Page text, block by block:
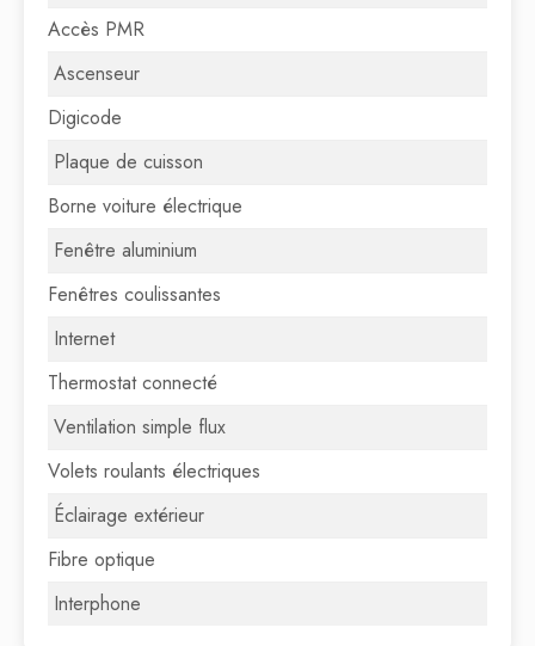
Accès PMR
Ascenseur
Digicode
Plaque de cuisson
Borne voiture électrique
Fenêtre aluminium
Fenêtres coulissantes
Internet
Thermostat connecté
Ventilation simple flux
Volets roulants électriques
Éclairage extérieur
Fibre optique
Interphone